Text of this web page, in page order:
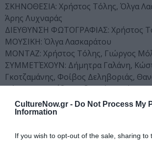
CultureNow.gr - Do Not Process My
Information
If you wish to opt-out of the sale, sharing to
ΣΚΗΝΟΘΕΣΙΑ: Χρήστος Τόλης, Όλγα
Άρης Λυχναράς
ΔΙΕΥΘΥΝΣΗ ΦΩΤΟΓΡΑΦΙΑΣ: Χρήστος
ΜΟΥΣΙΚΗ: Όλγα Λασκαράτου
ΜΟΝΤΑΖ: Χρήστος Τόλης, Γιώργος
ΣΥΜΜΕΤΈΧΟΥΝ: Δήμητρα Γαλάνη,
Γκοτζαμάνης, Φοίβος Δεληβοριάς,
Κώστας Θωμαΐδης, Οδυσσέας
Κανελλόπουλος, Μαργαρίτα
Πετρίδης, Ξενοφών Ραράκος, Κατερίνα
ΦΩΤΟΓΡΑΦΙΑ: Γιαν Νταλκέν, Ρον